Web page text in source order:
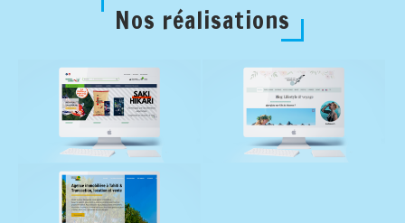
Nos réalisations